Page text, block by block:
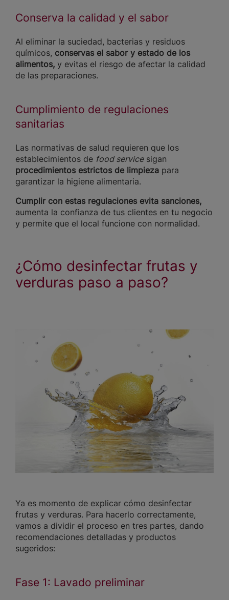
Conserva la calidad y el sabor
Al eliminar la suciedad, bacterias y residuos
químicos, conservas el sabor y estado de los
alimentos, y evitas el riesgo de afectar la calidad
de las preparaciones.
Cumplimiento de regulaciones
sanitarias
Las normativas de salud requieren que los
establecimientos de food servicesigan
procedimientos estrictos de limpieza para
garantizar la higiene alimentaria.
Cumplir con estas regulaciones evita sanciones,
aumenta la confianza de tus clientes en tu negocio
y permite que el local funcione con normalidad.
¿Cómo desinfectar frutas y
verduras paso a paso?
Ya es momento de explicar cómo desinfectar
frutas y verduras. Para hacerlo correctamente,
vamos a dividir el proceso en tres partes, dando
recomendaciones detalladas y productos
sugeridos:
Fase 1: Lavado preliminar